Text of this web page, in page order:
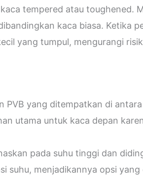
tempered atau toughened.
kaca biasa. Ketika
yang tumpul, mengurangi
PVB yang ditempatkan di
utama untuk kaca depan
pada suhu tinggi dan
suhu, menjadikannya opsi